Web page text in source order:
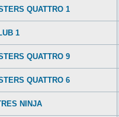
QUATTRO 1
1
QUATTRO 9
QUATTRO 6
NINJA